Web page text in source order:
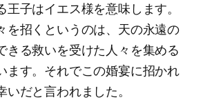
王子はイエス様を意味します。
を招くというのは、天の永遠の
きる救いを受けた人々を集める
ます。それでこの婚宴に招かれ
だと言われました。